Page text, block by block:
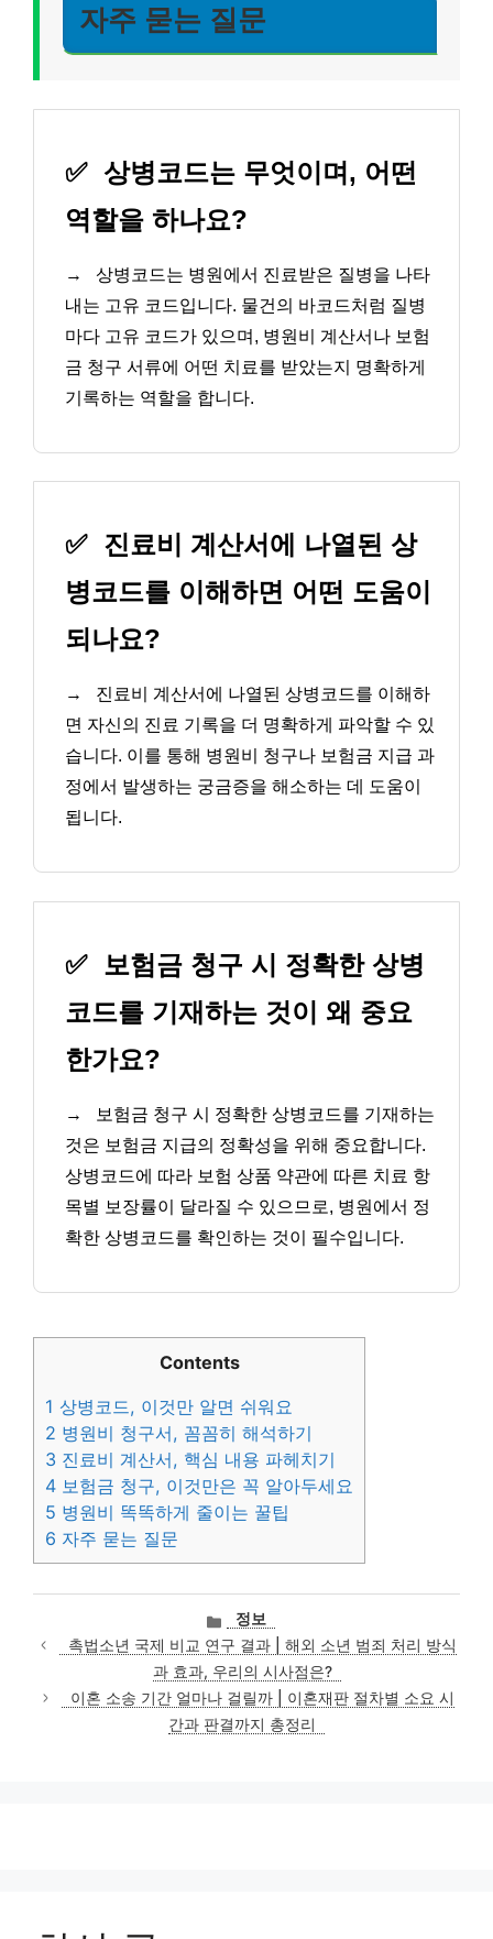
자주 묻는 질문
✅ 상병코드는 무엇이며, 어떤
역할을 하나요?
→
상병코드는 병원에서 진료받은 질병을 나타
내는 고유 코드입니다. 물건의 바코드처럼 질병
마다 고유 코드가 있으며, 병원비 계산서나 보험
금 청구 서류에 어떤 치료를 받았는지 명확하게
기록하는 역할을 합니다.
✅ 진료비 계산서에 나열된 상
병코드를 이해하면 어떤 도움이
되나요?
→
진료비 계산서에 나열된 상병코드를 이해하
면 자신의 진료 기록을 더 명확하게 파악할 수 있
습니다. 이를 통해 병원비 청구나 보험금 지급 과
정에서 발생하는 궁금증을 해소하는 데 도움이
됩니다.
✅ 보험금 청구 시 정확한 상병
코드를 기재하는 것이 왜 중요
한가요?
→
보험금 청구 시 정확한 상병코드를 기재하는
것은 보험금 지급의 정확성을 위해 중요합니다.
상병코드에 따라 보험 상품 약관에 따른 치료 항
목별 보장률이 달라질 수 있으므로, 병원에서 정
확한 상병코드를 확인하는 것이 필수입니다.
Contents
1 상병코드, 이것만 알면 쉬워요
2 병원비 청구서, 꼼꼼히 해석하기
3 진료비 계산서, 핵심 내용 파헤치기
4 보험금 청구, 이것만은 꼭 알아두세요
5 병원비 똑똑하게 줄이는 꿀팁
6 자주 묻는 질문
카
테
고
리
정보
촉법소년 국제 비교 연구 결과 | 해외 소년 범죄 처리 방식
과 효과, 우리의 시사점은?
이혼 소송 기간 얼마나 걸릴까 | 이혼재판 절차별 소요 시
간과 판결까지 총정리